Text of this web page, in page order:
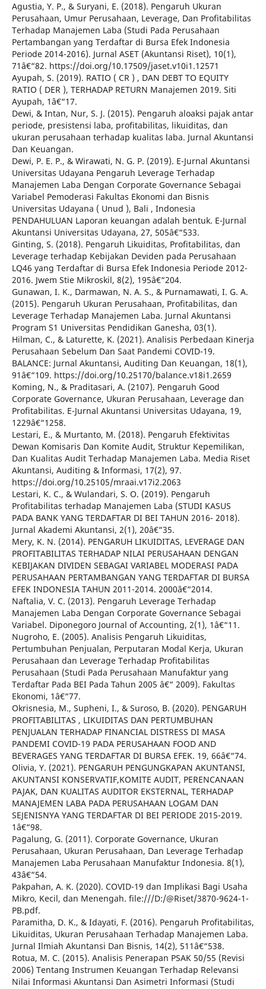
Agustia, Y. P., & Suryani, E. (2018). Pengaruh Ukuran
Perusahaan, Umur Perusahaan, Leverage, Dan Profitabilitas
Terhadap Manajemen Laba (Studi Pada Perusahaan
Pertambangan yang Terdaftar di Bursa Efek Indonesia
Periode 2014-2016). Jurnal ASET (Akuntansi Riset), 10(1),
71â€“82. https://doi.org/10.17509/jaset.v10i1.12571
Ayupah, S. (2019). RATIO ( CR ) , DAN DEBT TO EQUITY
RATIO ( DER ), TERHADAP RETURN Manajemen 2019. Siti
Ayupah, 1â€“17.
Dewi, & Intan, Nur, S. J. (2015). Pengaruh aloaksi pajak antar
periode, presistensi laba, profitabilitas, likuiditas, dan
ukuran perusahaan terhadap kualitas laba. Jurnal Akuntansi
Dan Keuangan.
Dewi, P. E. P., & Wirawati, N. G. P. (2019). E-Jurnal Akuntansi
Universitas Udayana Pengaruh Leverage Terhadap
Manajemen Laba Dengan Corporate Governance Sebagai
Variabel Pemoderasi Fakultas Ekonomi dan Bisnis
Universitas Udayana ( Unud ), Bali , Indonesia
PENDAHULUAN Laporan keuangan adalah bentuk. E-Jurnal
Akuntansi Universitas Udayana, 27, 505â€“533.
Ginting, S. (2018). Pengaruh Likuiditas, Profitabilitas, dan
Leverage terhadap Kebijakan Deviden pada Perusahaan
LQ46 yang Terdaftar di Bursa Efek Indonesia Periode 2012-
2016. Jwem Stie Mikroskil, 8(2), 195â€“204.
Gunawan, I. K., Darmawan, N. A. S., & Purnamawati, I. G. A.
(2015). Pengaruh Ukuran Perusahaan, Profitabilitas, dan
Leverage Terhadap Manajemen Laba. Jurnal Akuntansi
Program S1 Universitas Pendidikan Ganesha, 03(1).
Hilman, C., & Laturette, K. (2021). Analisis Perbedaan Kinerja
Perusahaan Sebelum Dan Saat Pandemi COVID-19.
BALANCE: Jurnal Akuntansi, Auditing Dan Keuangan, 18(1),
91â€“109. https://doi.org/10.25170/balance.v18i1.2659
Koming, N., & Praditasari, A. (2107). Pengaruh Good
Corporate Governance, Ukuran Perusahaan, Leverage dan
Profitabilitas. E-Jurnal Akuntansi Universitas Udayana, 19,
1229â€“1258.
Lestari, E., & Murtanto, M. (2018). Pengaruh Efektivitas
Dewan Komisaris Dan Komite Audit, Struktur Kepemilikan,
Dan Kualitas Audit Terhadap Manajemen Laba. Media Riset
Akuntansi, Auditing & Informasi, 17(2), 97.
https://doi.org/10.25105/mraai.v17i2.2063
Lestari, K. C., & Wulandari, S. O. (2019). Pengaruh
Profitabilitas terhadap Manajemen Laba (STUDI KASUS
PADA BANK YANG TERDAFTAR DI BEI TAHUN 2016- 2018).
Jurnal Akademi Akuntansi, 2(1), 20â€“35.
Mery, K. N. (2014). PENGARUH LIKUIDITAS, LEVERAGE DAN
PROFITABILITAS TERHADAP NILAI PERUSAHAAN DENGAN
KEBIJAKAN DIVIDEN SEBAGAI VARIABEL MODERASI PADA
PERUSAHAAN PERTAMBANGAN YANG TERDAFTAR DI BURSA
EFEK INDONESIA TAHUN 2011-2014. 2000â€“2014.
Naftalia, V. C. (2013). Pengaruh Leverage Terhadap
Manajemen Laba Dengan Corporate Governance Sebagai
Variabel. Diponegoro Journal of Accounting, 2(1), 1â€“11.
Nugroho, E. (2005). Analisis Pengaruh Likuiditas,
Pertumbuhan Penjualan, Perputaran Modal Kerja, Ukuran
Perusahaan dan Leverage Terhadap Profitabilitas
Perusahaan (Studi Pada Perusahaan Manufaktur yang
Terdaftar Pada BEI Pada Tahun 2005 â€“ 2009). Fakultas
Ekonomi, 1â€“77.
Okrisnesia, M., Supheni, I., & Suroso, B. (2020). PENGARUH
PROFITABILITAS , LIKUIDITAS DAN PERTUMBUHAN
PENJUALAN TERHADAP FINANCIAL DISTRESS DI MASA
PANDEMI COVID-19 PADA PERUSAHAAN FOOD AND
BEVERAGES YANG TERDAFTAR DI BURSA EFEK. 19, 66â€“74.
Olivia, Y. (2021). PENGARUH PENGUNGKAPAN AKUNTANSI,
AKUNTANSI KONSERVATIF,KOMITE AUDIT, PERENCANAAN
PAJAK, DAN KUALITAS AUDITOR EKSTERNAL, TERHADAP
MANAJEMEN LABA PADA PERUSAHAAN LOGAM DAN
SEJENISNYA YANG TERDAFTAR DI BEI PERIODE 2015-2019.
1â€“98.
Pagalung, G. (2011). Corporate Governance, Ukuran
Perusahaan, Ukuran Perusahaan, Dan Leverage Terhadap
Manajemen Laba Perusahaan Manufaktur Indonesia. 8(1),
43â€“54.
Pakpahan, A. K. (2020). COVID-19 dan Implikasi Bagi Usaha
Mikro, Kecil, dan Menengah. file:///D:/@Riset/3870-9624-1-
PB.pdf.
Paramitha, D. K., & Idayati, F. (2016). Pengaruh Profitabilitas,
Likuiditas, Ukuran Perusahaan Terhadap Manajemen Laba.
Jurnal Ilmiah Akuntansi Dan Bisnis, 14(2), 511â€“538.
Rotua, M. C. (2015). Analisis Penerapan PSAK 50/55 (Revisi
2006) Tentang Instrumen Keuangan Terhadap Relevansi
Nilai Informasi Akuntansi Dan Asimetri Informasi (Studi